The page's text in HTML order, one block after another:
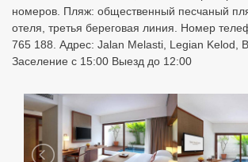
номеров. Пляж: общественный песчаный
отеля, третья береговая линия. Номер
765 188. Адрес: Jalan Melasti, Legian Kelod,
Заселение с 15:00 Выезд до 12:00